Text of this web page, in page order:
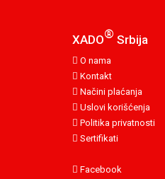
XADO® Srbija
O nama
Kontakt
Načini plaćanja
Uslovi korišćenja
Politika privatnosti
Sertifikati
Facebook